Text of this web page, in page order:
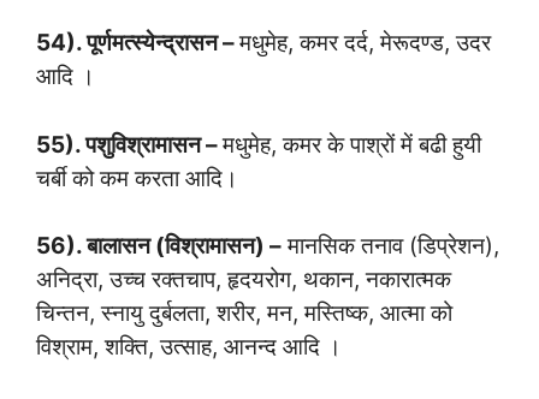
54). पूर्णमत्स्येन्द्रासन –मधुमेह, कमर दर्द, मेरूदण्ड, उदर
आदि ।
55). पशुविश्रामासन –मधुमेह, कमर के पाश्रों में बढी हुयी
चर्बी को कम करता आदि।
56). बालासन (विश्रामासन) –मानसिक तनाव (डिप्रेशन),
अनिद्रा, उच्च रक्तचाप, हृदयरोग, थकान, नकारात्मक
चिन्तन, स्नायु दुर्बलता, शरीर, मन, मस्तिष्क, आत्मा को
विश्राम, शक्ति, उत्साह, आनन्द आदि ।